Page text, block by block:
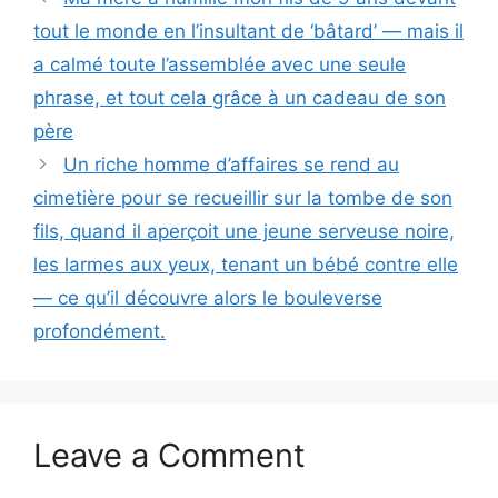
tout le monde en l’insultant de ‘bâtard’ — mais il
a calmé toute l’assemblée avec une seule
phrase, et tout cela grâce à un cadeau de son
père
Un riche homme d’affaires se rend au
cimetière pour se recueillir sur la tombe de son
fils, quand il aperçoit une jeune serveuse noire,
les larmes aux yeux, tenant un bébé contre elle
— ce qu’il découvre alors le bouleverse
profondément.
Leave a Comment